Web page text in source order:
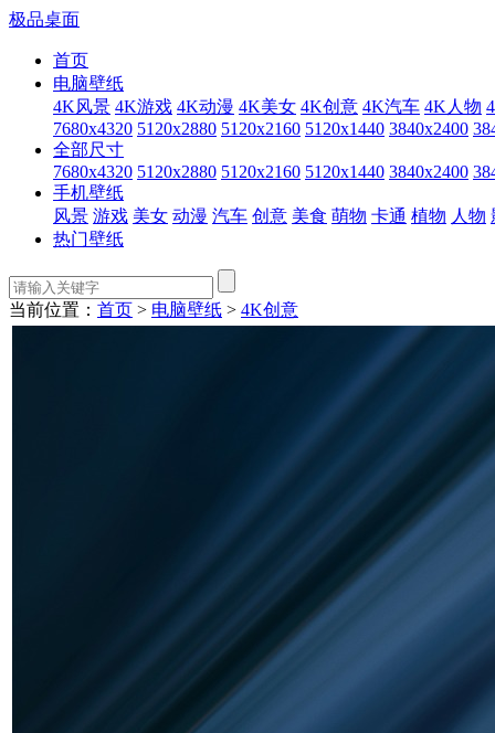
极品桌面
首页
电脑壁纸
4K风景 4K游戏 4K动漫 4K美女 4K创意 4K汽车 4K人物
7680x4320 5120x2880 5120x2160 5120x1440 3840x2400
全部尺寸
7680x4320 5120x2880 5120x2160 5120x1440 3840x2400
手机壁纸
风景 游戏 美女 动漫 汽车 创意 美食 萌物 卡通 植物 人物
热门壁纸
当前位置： 首页 > 电脑壁纸 > 4K创意